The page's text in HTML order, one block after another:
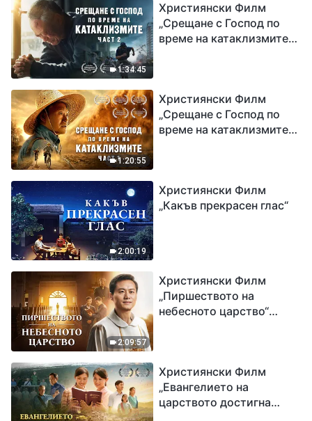
1:34:45
Християнски Филм
„Срещане с Господ по
време на катаклизмите“
1:20:55
Християнски Филм
„Срещане с Господ по
време на катаклизмите“
2:00:19
Християнски Филм
„Какъв прекрасен глас“
2:09:57
Християнски Филм
„Пиршеството на
небесното царство“
Християнски Филм
„Евангелието на
царството достигна